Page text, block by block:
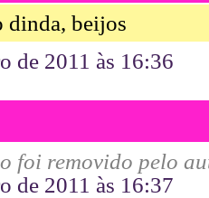
dinda, beijos
de 2011 às 16:36
foi removido pelo
de 2011 às 16:37